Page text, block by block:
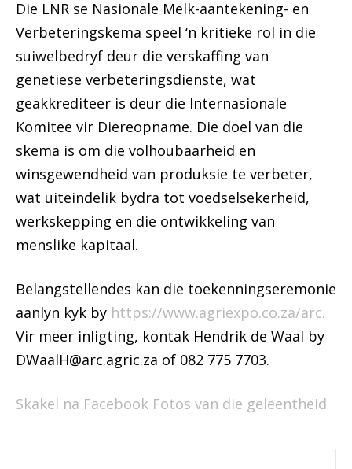
Die LNR se Nasionale Melk-aantekening- en
Verbeteringskema speel ‘n kritieke rol in die
suiwelbedryf deur die verskaffing van
genetiese verbeteringsdienste, wat
geakkrediteer is deur die Internasionale
Komitee vir Diereopname. Die doel van die
skema is om die volhoubaarheid en
winsgewendheid van produksie te verbeter,
wat uiteindelik bydra tot voedselsekerheid,
werkskepping en die ontwikkeling van
menslike kapitaal.
Belangstellendes kan die toekenningseremonie
aanlyn kyk by https://www.agriexpo.co.za/arc.
Vir meer inligting, kontak Hendrik de Waal by
DWaalH@arc.agric.za of 082 775 7703.
Skakel na Facebook Fotos van die geleentheid